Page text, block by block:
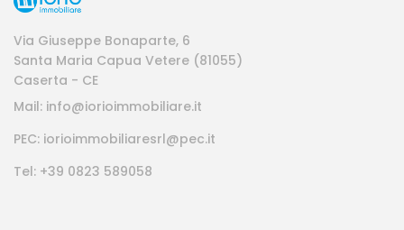
Via Giuseppe Bonaparte, 6
Santa Maria Capua Vetere (81055)
Caserta - CE
Mail: info@iorioimmobiliare.it
PEC: iorioimmobiliaresrl@pec.it
Tel: +39 0823 589058